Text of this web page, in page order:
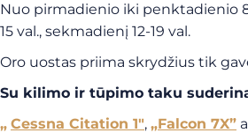
Nuo pirmadienio iki penktadienio
15 val., sekmadienį 12-19 val.
Oro uostas priima skrydžius tik
Su kilimo ir tūpimo taku
„ Cessna Citation 1″, „Falcon 7X”